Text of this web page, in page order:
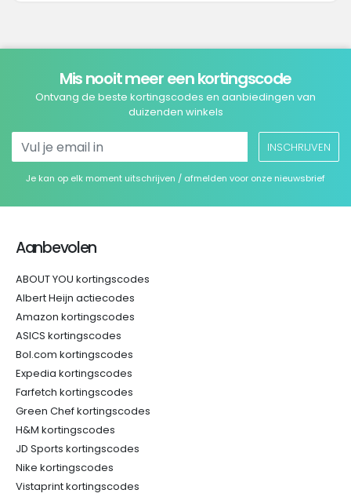
Mis nooit meer een kortingscode
Ontvang de beste kortingscodes en aanbiedingen van
duizenden winkels
INSCHRIJVEN
Je kan op elk moment uitschrijven / afmelden voor onze nieuwsbrief
Aanbevolen
ABOUT YOU kortingscodes
Albert Heijn actiecodes
Amazon kortingscodes
ASICS kortingscodes
Bol.com kortingscodes
Expedia kortingscodes
Farfetch kortingscodes
Green Chef kortingscodes
H&M kortingscodes
JD Sports kortingscodes
Nike kortingscodes
Vistaprint kortingscodes